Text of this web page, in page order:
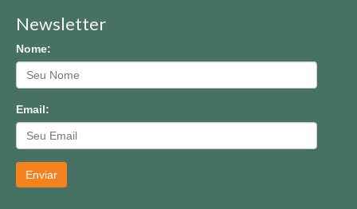
Newsletter
Nome:
Email:
Enviar